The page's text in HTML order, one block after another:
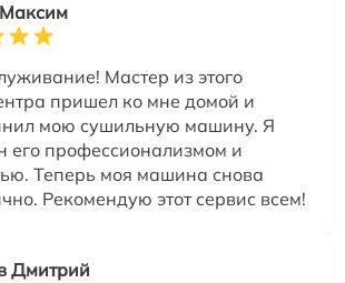
Мастер из этого
пришел ко мне домой и
мою сушильную машину. Я
его профессионализмом и
Теперь моя машина снова
Рекомендую этот сервис всем!
Дмитрий